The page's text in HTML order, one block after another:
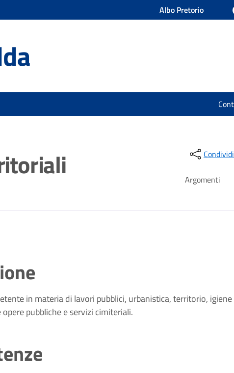
Albo Pretorio
Condividi
Argomenti
in materia di lavori pubblici, urbanistica, territorio,
pubbliche e servizi cimiteriali.